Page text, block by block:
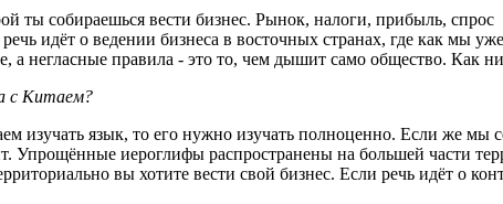
ты собираешься вести бизнес. Рынок, налоги, прибыль,
идёт о ведении бизнеса в восточных странах, где как мы
а негласные правила - это то, чем дышит само общество. Как
с Китаем?
изучать язык, то его нужно изучать полноценно. Если же мы
Упрощённые иероглифы распространены на большей части
вы хотите вести свой бизнес. Если речь идёт о